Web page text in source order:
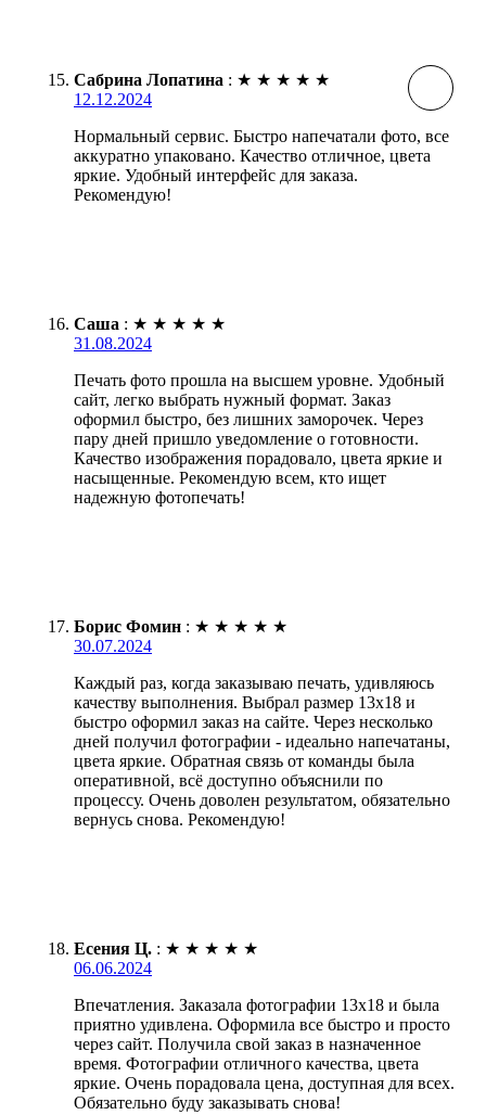
Сабрина Лопатина : ★ ★ ★ ★ ★
12.12.2024
Нормальный сервис. Быстро напечатали фото, все
аккуратно упаковано. Качество отличное, цвета
яркие. Удобный интерфейс для заказа.
Рекомендую!
Саша : ★ ★ ★ ★ ★
31.08.2024
Печать фото прошла на высшем уровне. Удобный
сайт, легко выбрать нужный формат. Заказ
оформил быстро, без лишних заморочек. Через
пару дней пришло уведомление о готовности.
Качество изображения порадовало, цвета яркие и
насыщенные. Рекомендую всем, кто ищет
надежную фотопечать!
Борис Фомин : ★ ★ ★ ★ ★
30.07.2024
Каждый раз, когда заказываю печать, удивляюсь
качеству выполнения. Выбрал размер 13х18 и
быстро оформил заказ на сайте. Через несколько
дней получил фотографии - идеально напечатаны,
цвета яркие. Обратная связь от команды была
оперативной, всё доступно объяснили по
процессу. Очень доволен результатом, обязательно
вернусь снова. Рекомендую!
Есения Ц. : ★ ★ ★ ★ ★
06.06.2024
Впечатления. Заказала фотографии 13х18 и была
приятно удивлена. Оформила все быстро и просто
через сайт. Получила свой заказ в назначенное
время. Фотографии отличного качества, цвета
яркие. Очень порадовала цена, доступная для всех.
Обязательно буду заказывать снова!